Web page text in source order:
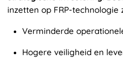
inzetten op FRP-technologie
Verminderde
Hogere veiligheid en